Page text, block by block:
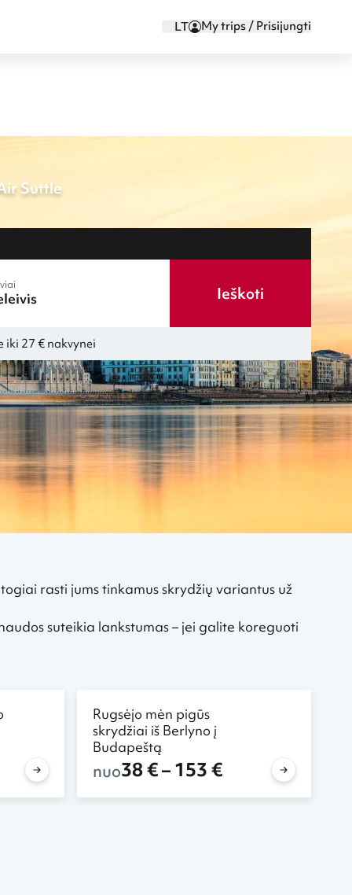
LT My trips / Prisijungti
Suttle
Ieškoti
iki 27 € nakvynei
rasti jums tinkamus skrydžių variantus už
suteikia lankstumas – jei galite koreguoti
Rugsėjo mėn pigūs
skrydžiai iš Berlyno į
Budapeštą
nuo38 € – 153 €